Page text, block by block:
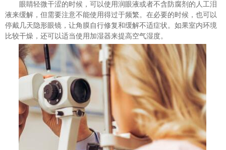
眼睛轻微干涩的时候，可以使用润眼液或者不含防腐剂的人工泪
液来缓解，但需要注意不能使用得过于频繁。在必要的时候，也可以
停戴几天隐形眼镜，让角膜自行修复和缓解不适症状。如果室内环境
比较干燥，还可以适当使用加湿器来提高空气湿度。